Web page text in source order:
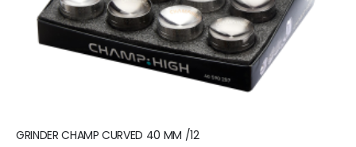
GRINDER CHAMP CURVED 40 MM /12